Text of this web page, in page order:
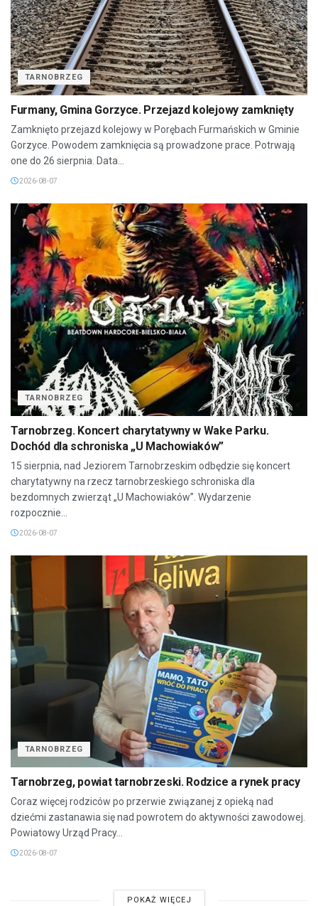
TARNOBRZEG
Furmany, Gmina Gorzyce. Przejazd kolejowy zamknięty
Zamknięto przejazd kolejowy w Porębach Furmańskich w Gminie
Gorzyce. Powodem zamknięcia są prowadzone prace. Potrwają
one do 26 sierpnia. Data...
2026-08-07
TARNOBRZEG
Tarnobrzeg. Koncert charytatywny w Wake Parku.
Dochód dla schroniska „U Machowiaków”
15 sierpnia, nad Jeziorem Tarnobrzeskim odbędzie się koncert
charytatywny na rzecz tarnobrzeskiego schroniska dla
bezdomnych zwierząt „U Machowiaków”. Wydarzenie
rozpocznie...
2026-08-07
TARNOBRZEG
Tarnobrzeg, powiat tarnobrzeski. Rodzice a rynek pracy
Coraz więcej rodziców po przerwie związanej z opieką nad
dziećmi zastanawia się nad powrotem do aktywności zawodowej.
Powiatowy Urząd Pracy...
2026-08-07
POKAŻ WIĘCEJ